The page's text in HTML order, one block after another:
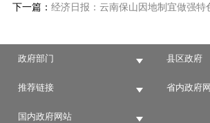
下一篇： 经济日报：云南保山因地制宜做强特
政府部门 县区政府
推荐链接 省内政府
国内政府网站